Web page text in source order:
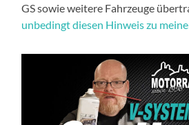
GS sowie weitere Fahrzeuge
unbedingt diesen Hinweis zu